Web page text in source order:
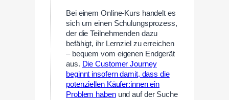
Bei einem Online-Kurs handelt es
sich um einen Schulungsprozess,
der die Teilnehmenden dazu
befähigt, ihr Lernziel zu erreichen
– bequem vom eigenen Endgerät
aus. Die Customer Journey
beginnt insofern damit, dass die
potenziellen Käufer:innen ein
Problem habenund auf der Suche